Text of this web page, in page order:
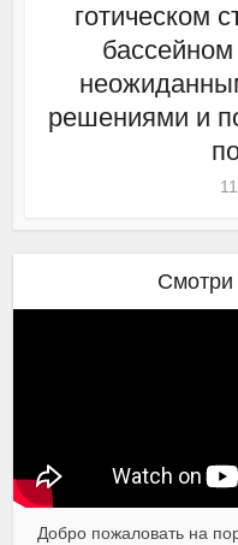
готическом
решениями и
Смотри
Добро пожаловать на